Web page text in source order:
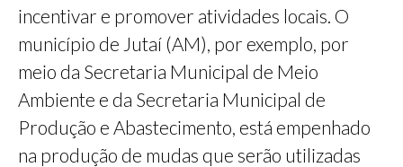
incentivar e promover atividades locais. O
município de Jutaí (AM), por exemplo, por
meio da Secretaria Municipal de Meio
Ambiente e da Secretaria Municipal de
Produção e Abastecimento, está empenhado
na produção de mudas que serão utilizadas